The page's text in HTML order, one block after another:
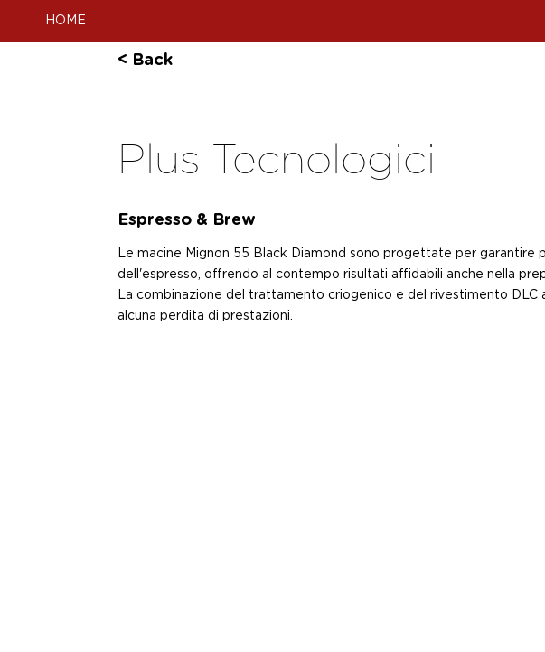
HOME
< Back
Plus Tecnologici
Espresso & Brew
Le macine Mignon 55 Black Diamond sono progettate per garantire
dell'espresso, offrendo al contempo risultati affidabili anche nella
La combinazione del trattamento criogenico e del rivestimento DLC
alcuna perdita di prestazioni.